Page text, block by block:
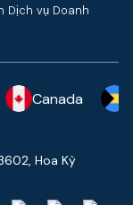
Dịch vụ Doanh
Canada
Hoa Kỳ